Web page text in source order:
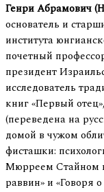
Генри Абрамович
основатель и
института
почетный
президент
исследователь
книг «Первый
(переведена на
домой в чужом
фисташки:
Мюрреем Стайном
раввин» и «Говоря